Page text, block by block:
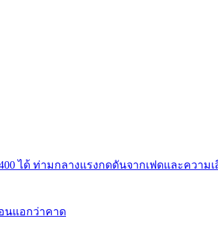
ได้ ท่ามกลางแรงกดดันจากเฟดและความ
นแอกว่าคาด